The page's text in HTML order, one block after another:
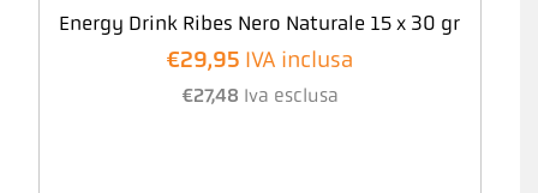
Energy Drink Ribes Nero Naturale 15 x 30 gr
€29,95 IVA inclusa
€27,48 Iva esclusa